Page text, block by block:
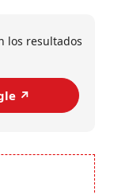
los resultados
↗️